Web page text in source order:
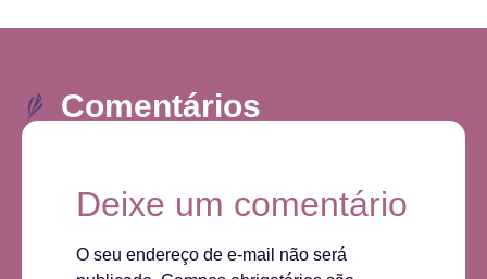
Comentários
Deixe um comentário
O seu endereço de e-mail não será